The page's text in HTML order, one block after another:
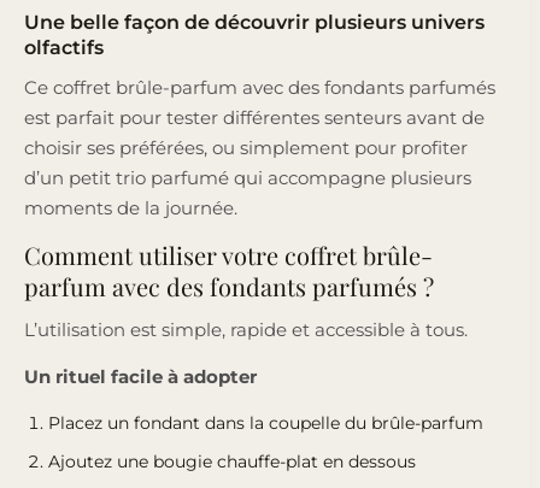
Une belle façon de découvrir plusieurs univers
olfactifs
Ce coffret brûle-parfum avec des fondants parfumés
est parfait pour tester différentes senteurs avant de
choisir ses préférées, ou simplement pour profiter
d’un petit trio parfumé qui accompagne plusieurs
moments de la journée.
Comment utiliser votre coffret brûle-
parfum avec des fondants parfumés ?
L’utilisation est simple, rapide et accessible à tous.
Un rituel facile à adopter
Placez un fondant dans la coupelle du brûle-parfum
Ajoutez une bougie chauffe-plat en dessous